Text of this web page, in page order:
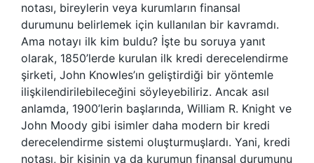
notası, bireylerin veya kurumların finansal
durumunu belirlemek için kullanılan bir kavramdı.
Ama notayı ilk kim buldu? İşte bu soruya yanıt
olarak, 1850’lerde kurulan ilk kredi derecelendirme
şirketi, John Knowles’ın geliştirdiği bir yöntemle
ilişkilendirilebileceğini söyleyebiliriz. Ancak asıl
anlamda, 1900’lerin başlarında, William R. Knight ve
John Moody gibi isimler daha modern bir kredi
derecelendirme sistemi oluşturmuşlardı. Yani, kredi
notası, bir kişinin ya da kurumun finansal durumunu